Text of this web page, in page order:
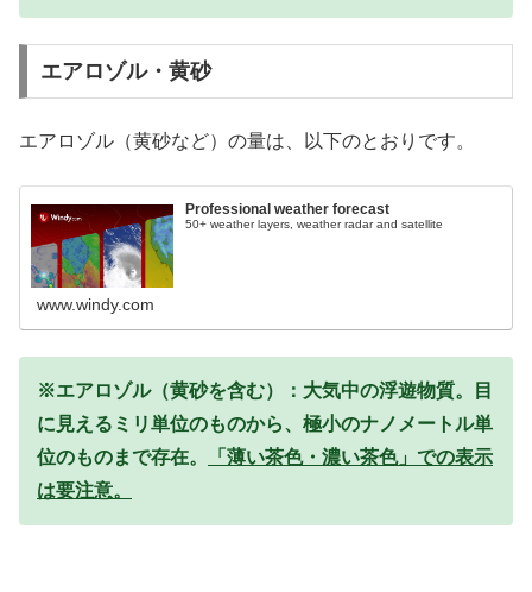
エアロゾル・黄砂
エアロゾル（黄砂など）の量は、以下のとおりです。
Professional weather forecast
50+ weather layers, weather radar and satellite
www.windy.com
※エアロゾル（黄砂を含む）：大気中の浮遊物質。目
に見えるミリ単位のものから、極小のナノメートル単
位のものまで存在。
「薄い茶色・濃い茶色」での表示
は要注意。